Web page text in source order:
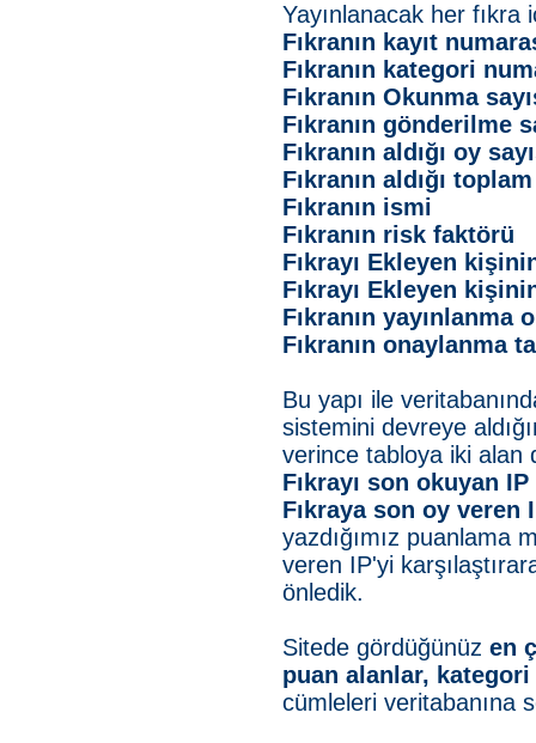
Yayınlanacak her fıkra
Fıkranın kayıt
Fıkranın kategori
Fıkranın Okunma
Fıkranın gönderilme
Fıkranın aldığı oy
Fıkranın aldığı
Fıkranın ismi
Fıkranın risk faktörü
Fıkrayı Ekleyen
Fıkrayı Ekleyen
Fıkranın yayınlanma
Fıkranın onaylanma
Bu yapı ile
sistemini devreye
verince tabloya iki alan
Fıkrayı son okuyan
Fıkraya son oy
yazdığımız puanlama
veren IP'yi
önledik.
Sitede gördüğünüz en
puan alanlar,
cümleleri veritabanına